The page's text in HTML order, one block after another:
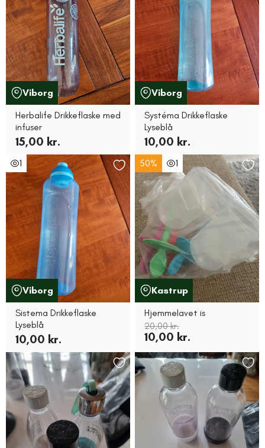
Viborg
Herbalife Drikkeflaske med
infuser
15,00 kr.
Viborg
Systéma Drikkeflaske
Lyseblå
10,00 kr.
1
Viborg
Sistema Drikkeflaske
Lyseblå
10,00 kr.
50% 1
Kastrup
Hjemmelavet is
20,00 kr.
10,00 kr.